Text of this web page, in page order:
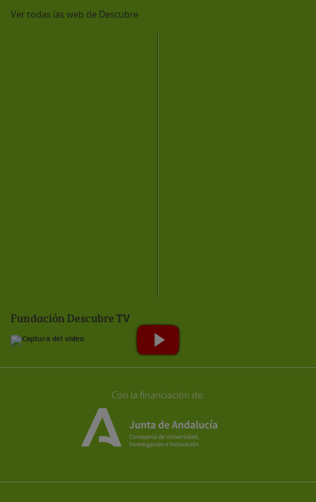
Ver todas las web de Descubre
Fundación Descubre TV
Con la financiación de: